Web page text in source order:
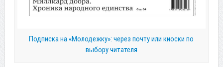
Подписка на «Молодежку»: через почту или киоски по
выбору читателя